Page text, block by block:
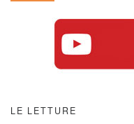
LE LETTURE